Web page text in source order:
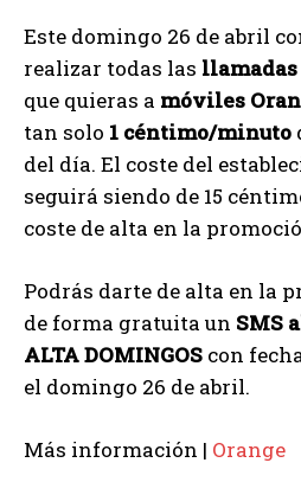
Este domingo 26 de abril
realizar todas las
que quieras a móviles
tan solo 1 céntimo/minuto
del día. El coste del
seguirá siendo de 15
coste de alta en la
Podrás darte de alta en la
de forma gratuita un SMS
ALTA DOMINGOS con
el domingo 26 de abril.
Más información | Orange